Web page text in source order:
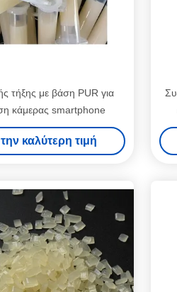
τήξης με βάση PUR για
κάμερας smartphone
την καλύτερη τιμή